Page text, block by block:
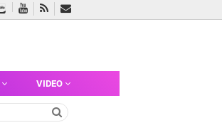
VIDEO